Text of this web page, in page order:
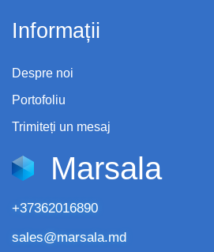
Informații
Despre noi
Portofoliu
Trimiteți un mesaj
Marsala
+37362016890
sales@marsala.md